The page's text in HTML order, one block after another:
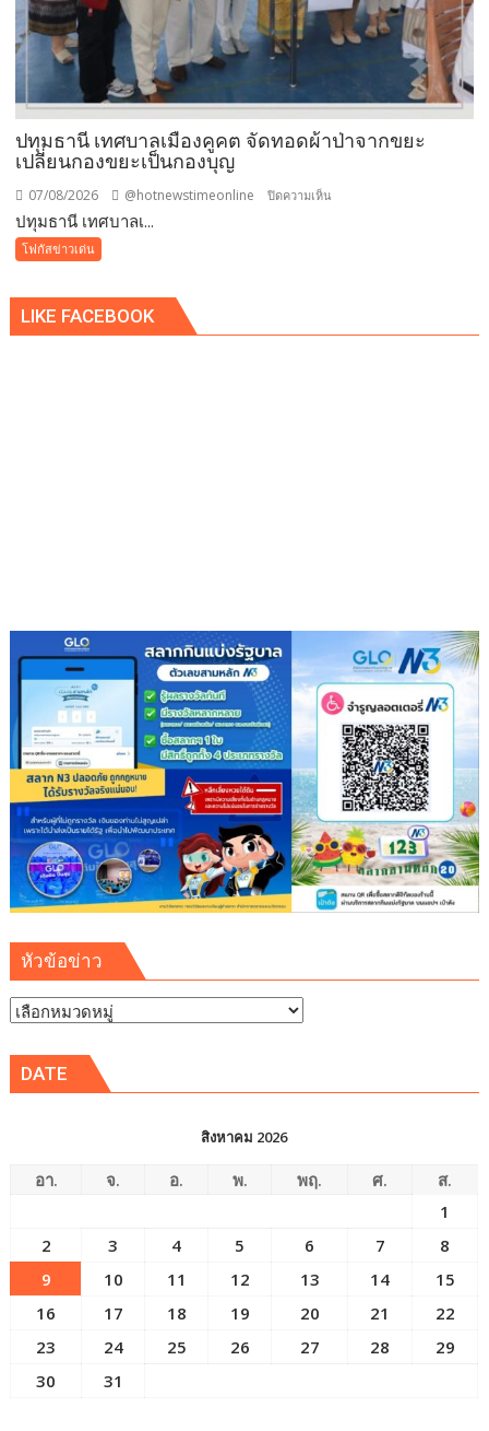
รับ
ซื้อ
ขั้น
ต่ำ
ปทุมธานี เทศบาลเมืองคูคต จัดทอดผ้าป่าจากขยะ
เปลี่ยนกองขยะเป็นกองบุญ
07/08/2026 @hotnewstimeonline ปิดความเห็น
ทอด
ปทุมธานี เทศบาลเ...
โฟกัสข่าวเด่น
LIKE FACEBOOK
หัวข้อข่าว
หัวข้อ
DATE
สิงหาคม 2026
อา. จ. อ. พ. พฤ. ศ.
ส.
1
2
3 4 5 6 7
8
9
10 11 12 13 14
15
16
17 18 19 20 21
22
23
24 25 26 27 28
29
30
31